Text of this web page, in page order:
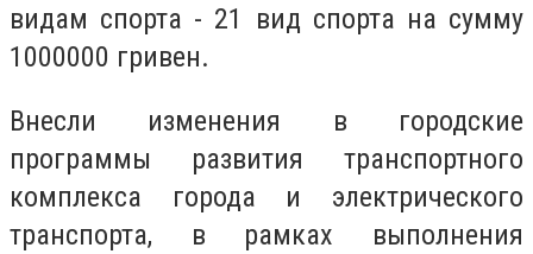
видам спорта - 21 вид спорта на сумму
1000000 гривен.
Внесли изменения в городские
программы развития транспортного
комплекса города и электрического
транспорта, в рамках выполнения